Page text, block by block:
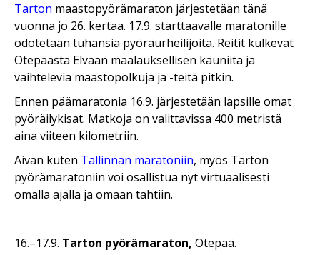
Tarton maastopyörämaraton järjestetään tänä
vuonna jo 26. kertaa. 17.9. starttaavalle maratonille
odotetaan tuhansia pyöräurheilijoita. Reitit kulkevat
Otepäästä Elvaan maalauksellisen kauniita ja
vaihtelevia maastopolkuja ja -teitä pitkin.
Ennen päämaratonia 16.9. järjestetään lapsille omat
pyöräilykisat. Matkoja on valittavissa 400 metristä
aina viiteen kilometriin.
Aivan kuten Tallinnan maratoniin, myös Tarton
pyörämaratoniin voi osallistua nyt virtuaalisesti
omalla ajalla ja omaan tahtiin.
16.–17.9. Tarton pyörämaraton, Otepää.